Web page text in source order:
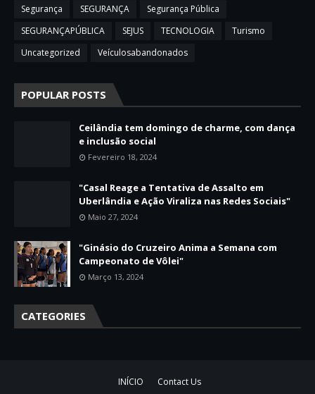
Segurança
SEGURANÇA
Segurança Pública
SEGURANÇAPÚBLICA
SEJUS TECNOLOGIA
Turismo
Uncategorized
Veículosabandonados
POPULAR POSTS
Ceilândia tem domingo de charme, com dança
e inclusão social
Fevereiro 18, 2024
"Casal Reage a Tentativa de Assalto em
Uberlândia e Ação Viraliza nas Redes Sociais"
Maio 27, 2024
"Ginásio do Cruzeiro Anima a Semana com
Campeonato de Vôlei"
Março 13, 2024
CATEGORIES
INÍCIO Contact Us